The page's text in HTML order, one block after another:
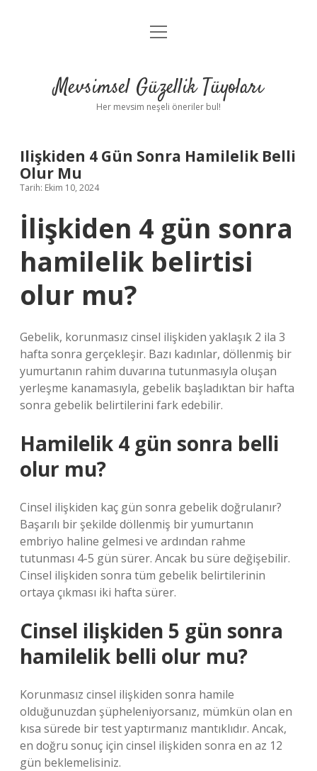
Anasayfa
Yasal Uyarı
menüyü
Mevsimsel Güzellik Tüyoları
Her mevsim neşeli öneriler bul!
Ilişkiden 4 Gün Sonra Hamilelik Belli
Olur Mu
Tarih: Ekim 10, 2024
İlişkiden 4 gün sonra
hamilelik belirtisi
olur mu?
Gebelik, korunmasız cinsel ilişkiden yaklaşık 2 ila 3
hafta sonra gerçekleşir. Bazı kadınlar, döllenmiş bir
yumurtanın rahim duvarına tutunmasıyla oluşan
yerleşme kanamasıyla, gebelik başladıktan bir hafta
sonra gebelik belirtilerini fark edebilir.
Hamilelik 4 gün sonra belli
olur mu?
Cinsel ilişkiden kaç gün sonra gebelik doğrulanır?
Başarılı bir şekilde döllenmiş bir yumurtanın
embriyo haline gelmesi ve ardından rahme
tutunması 4-5 gün sürer. Ancak bu süre değişebilir.
Cinsel ilişkiden sonra tüm gebelik belirtilerinin
ortaya çıkması iki hafta sürer.
Cinsel ilişkiden 5 gün sonra
hamilelik belli olur mu?
Korunmasız cinsel ilişkiden sonra hamile
olduğunuzdan şüpheleniyorsanız, mümkün olan en
kısa sürede bir test yaptırmanız mantıklıdır. Ancak,
en doğru sonuç için cinsel ilişkiden sonra en az 12
gün beklemelisiniz.